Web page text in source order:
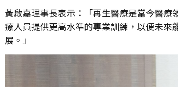
黃啟嘉理事長表示：「再生醫療是當今醫
療人員提供更高水準的專業訓練，以便未
展。」